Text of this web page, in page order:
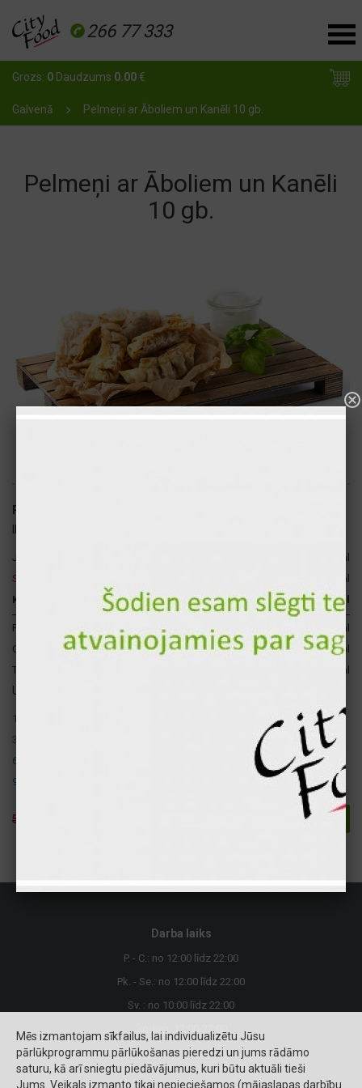
266 77 333
Grozs: 0 Daudzums 0.00€
Galvenā Pelmeņi ar Āboliem un Kanēli 10 gb.
Pelmeņi ar Āboliem un Kanēli
10 gb.
Pelmeņi ar Āboliem un Kanēli 10 gb.
Japāņu pelmeņi
276 kcal
Sweet chilli mērce
40 kcal
Kopā par 1 gb.
160 gr 316 kcal
Proteīni 16 gr
62 kcal
Ogļhidrāti
26 gr
102 kcal
Tauki
151 kcal
Uzmanību ! Šajā produktā atrodas šādi alergēni:
1. Labība, kas satur lipekli
3. Olas un to produkti.
6. Sojas pupas un to produkti
9. Selerijas un to produkti.
5.90 € Pievienot
Darba laiks
P. - C.: no 12:00 līdz 22:00
Pk. - Se.: no 12:00 līdz 22:00
Sv. : no 10:00 līdz 22:00
Mēs izmantojam sīkfailus, lai individualizētu Jūsu
pārlūkprogrammu pārlūkošanas pieredzi un jums rādāmo
saturu, kā arī sniegtu piedāvājumus, kuri būtu aktuāli tieši
Jums. Veikals izmanto tikai nepieciešamos (mājaslapas darbību